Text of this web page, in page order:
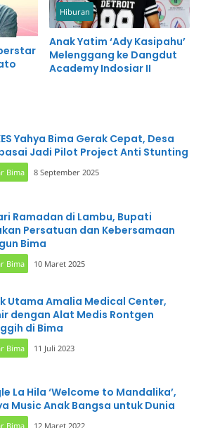
Hiburan
Anak Yatim ‘Ady Kasipahu’
Melenggang ke Dangdut
Academy Indosiar II
Yahya Bima Gerak Cepat, Desa
Jadi Pilot Project Anti Stunting
Bima 8 September 2025
Ramadan di Lambu, Bupati
Persatuan dan Kebersamaan
Bima
Bima 10 Maret 2025
Utama Amalia Medical Center,
dengan Alat Medis Rontgen
di Bima
Bima 11 Juli 2023
La Hila ‘Welcome to Mandalika’,
Music Anak Bangsa untuk Dunia
Bima 12 Maret 2022